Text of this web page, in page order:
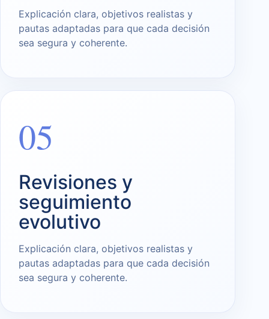
Explicación clara, objetivos realistas y
pautas adaptadas para que cada decisión
sea segura y coherente.
05
Revisiones y
seguimiento
evolutivo
Explicación clara, objetivos realistas y
pautas adaptadas para que cada decisión
sea segura y coherente.